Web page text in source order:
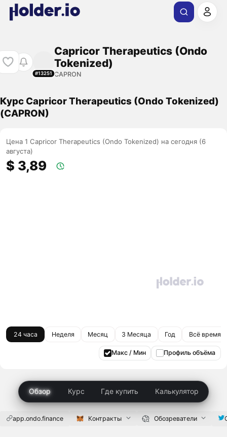
#13251
Capricor Therapeutics (Ondo
Tokenized)
CAPRON
Курс Capricor Therapeutics (Ondo Tokenized)
(CAPRON)
Цена 1 Capricor Therapeutics (Ondo Tokenized) на сегодня (6
августа)
$ 3,89
24 часа Неделя Месяц 3 Месяца Год Всё время
Макс / Мин Профиль объёма
Обзор Курс Где купить Калькулятор
app.ondo.finance Контракты Обозреватели